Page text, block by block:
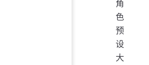
角
色
预
设
大